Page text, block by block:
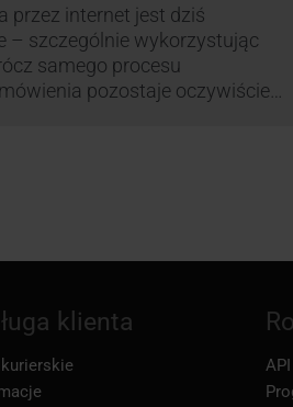
przez internet jest dziś
– szczególnie wykorzystując
samego procesu
pozostaje oczywiście
klienta